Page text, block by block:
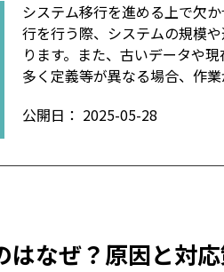
システム移行を進める上で欠
行を行う際、システムの規模
ります。また、古いデータや
多く定義等が異なる場合、作
公開日： 2025-05-28
はなぜ？原因と対